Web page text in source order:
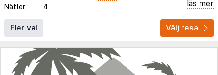
Nätter:
4 läs mer
Fler val Välj resa